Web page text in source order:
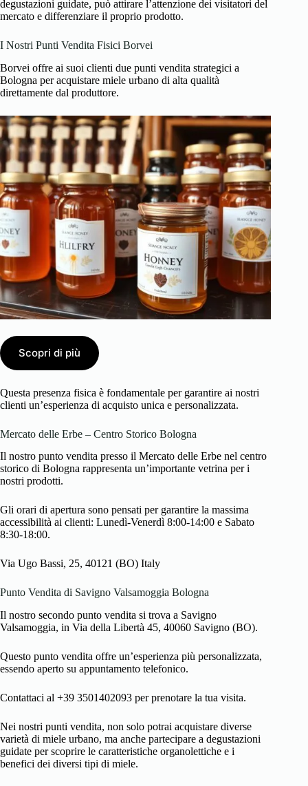
degustazioni guidate, può attirare l’attenzione dei visitatori del
mercato e differenziare il proprio prodotto.
I Nostri Punti Vendita Fisici Borvei
Borvei offre ai suoi clienti due punti vendita strategici a
Bologna per acquistare miele urbano di alta qualità
direttamente dal produttore.
Scopri di più
Questa presenza fisica è fondamentale per garantire ai nostri
clienti un’esperienza di acquisto unica e personalizzata.
Mercato delle Erbe – Centro Storico Bologna
Il nostro punto vendita presso il Mercato delle Erbe nel centro
storico di Bologna rappresenta un’importante vetrina per i
nostri prodotti.
Gli orari di apertura sono pensati per garantire la massima
accessibilità ai clienti: Lunedì-Venerdì 8:00-14:00 e Sabato
8:30-18:00.
Via Ugo Bassi, 25, 40121 (BO) Italy
Punto Vendita di Savigno Valsamoggia Bologna
Il nostro secondo punto vendita si trova a Savigno
Valsamoggia, in Via della Libertà 45, 40060 Savigno (BO).
Questo punto vendita offre un’esperienza più personalizzata,
essendo aperto su appuntamento telefonico.
Contattaci al +39 3501402093 per prenotare la tua visita.
Nei nostri punti vendita, non solo potrai acquistare diverse
varietà di miele urbano, ma anche partecipare a degustazioni
guidate per scoprire le caratteristiche organolettiche e i
benefici dei diversi tipi di miele.